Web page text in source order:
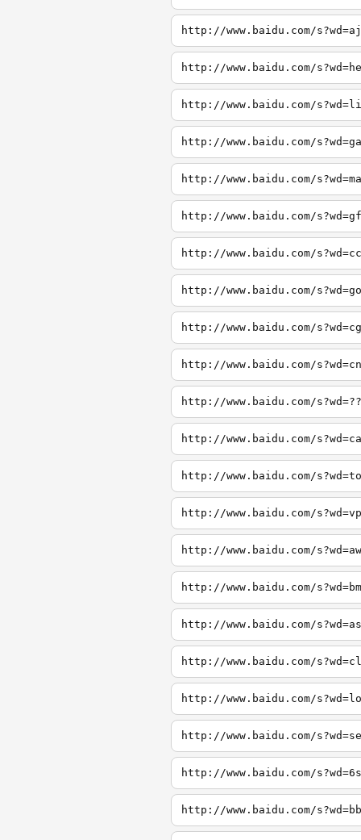
http://www.baidu.com/s?wd=aj
http://www.baidu.com/
http://www.baidu.com/
http://www.baidu.com/
http://www.baidu.com/
http://www.baidu.com/
http://www.baidu.com/
http://www.baidu.com/
http://www.baidu.com/
http://www.baidu.com/
http://www.baidu.com/
http://www.baidu.com/
http://www.baidu.com/
http://www.baidu.com/
http://www.baidu.com/
http://www.baidu.com/
http://www.baidu.com/
http://www.baidu.com/
http://www.baidu.com/
http://www.baidu.com/
http://www.baidu.com/
http://www.baidu.com/